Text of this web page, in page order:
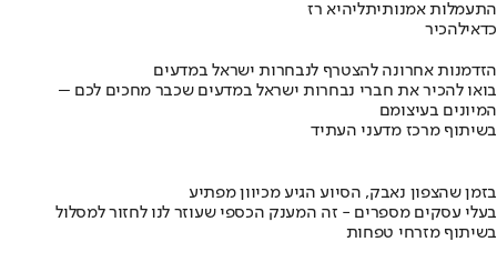
התעמלות אמנותיתליהיא רז
כדאילהכיר
הזדמנות אחרונה להצטרף לנבחרות ישראל במדעים
בואו להכיר את חברי נבחרות ישראל במדעים שכבר מחכים לכם –
המיונים בעיצומם
בשיתוף מרכז מדעני העתיד
בזמן שהצפון נאבק, הסיוע הגיע מכיוון מפתיע
בעלי עסקים מספרים - זה המענק הכספי שעוזר לנו לחזור למסלול
בשיתוף מזרחי טפחות